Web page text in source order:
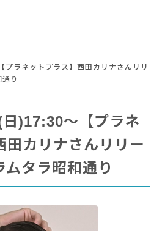
ラネットプラス】西田カリナさんリリ
り
)17:30～【プラネ
田カリナさんリリー
タラ昭和通り